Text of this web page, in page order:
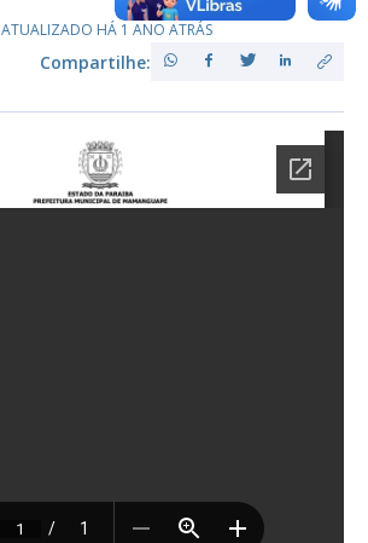
ATUALIZADO HÁ 1 ANO ATRÁS
Compartilhe: